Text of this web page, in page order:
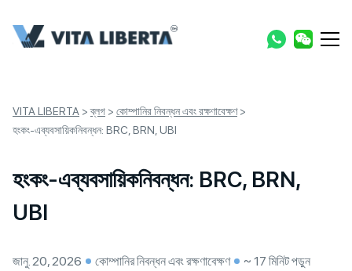
VITA LIBERTA >ব্লগ > কোম্পানির নিবন্ধন এবং রক্ষণাবেক্ষণ>
হংকং-এব্যবসায়িকনিবন্ধন: BRC, BRN, UBI
হংকং-এব্যবসায়িকনিবন্ধন: BRC, BRN,
UBI
জানু. 20, 2026 কোম্পানির নিবন্ধন এবং রক্ষণাবেক্ষণ ~ 17 মিনিট পড়ুন